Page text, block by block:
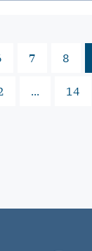
7 8
... 14